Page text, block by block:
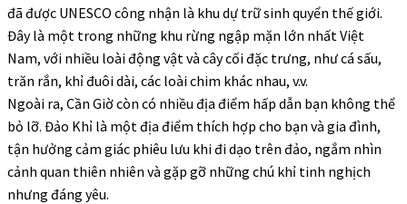
đã được UNESCO công nhận là khu dự trữ sinh quyển thế giới.
Đây là một trong những khu rừng ngập mặn lớn nhất Việt
Nam, với nhiều loài động vật và cây cối đặc trưng, như cá sấu,
trăn rắn, khỉ đuôi dài, các loài chim khác nhau, v.v.
Ngoài ra, Cần Giờ còn có nhiều địa điểm hấp dẫn bạn không thể
bỏ lỡ. Đảo Khỉ là một địa điểm thích hợp cho bạn và gia đình,
tận hưởng cảm giác phiêu lưu khi đi dạo trên đảo, ngắm nhìn
cảnh quan thiên nhiên và gặp gỡ những chú khỉ tinh nghịch
nhưng đáng yêu.